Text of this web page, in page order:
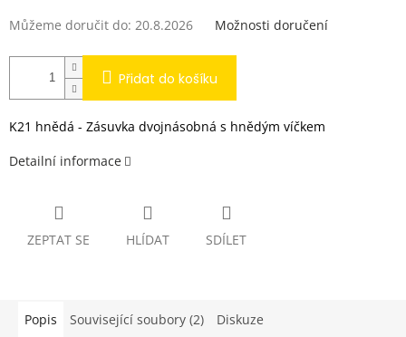
Můžeme doručit do: 20.8.2026 Možnosti doručení
Přidat do košíku
K21 hnědá - Zásuvka dvojnásobná s hnědým víčkem
Detailní informace
ZEPTAT SE HLÍDAT SDÍLET
Popis Související soubory (2) Diskuze